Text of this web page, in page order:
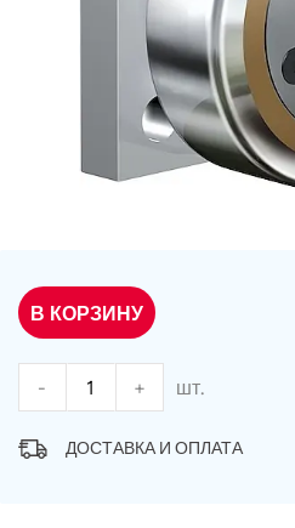
В КОРЗИНУ
- + шт.
ДОСТАВКА И ОПЛАТА